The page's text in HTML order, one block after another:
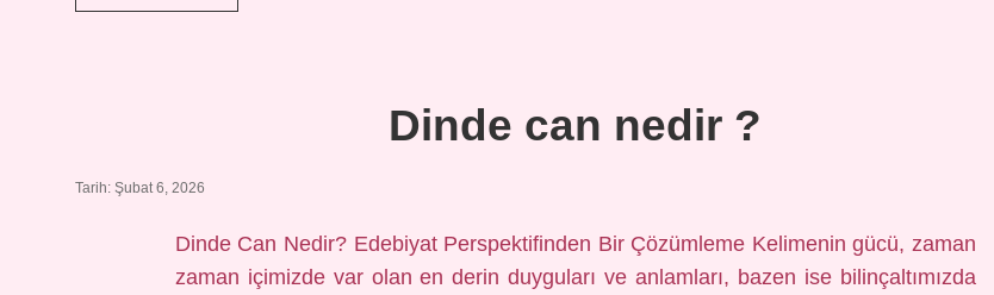
ne
Dinde can nedir ?
Tarih: Şubat 6, 2026
Dinde Can Nedir? Edebiyat Perspektifinden Bir Çözümleme Kelimenin gücü, zaman
zaman içimizde var olan en derin duyguları ve anlamları, bazen ise bilinçaltımızda